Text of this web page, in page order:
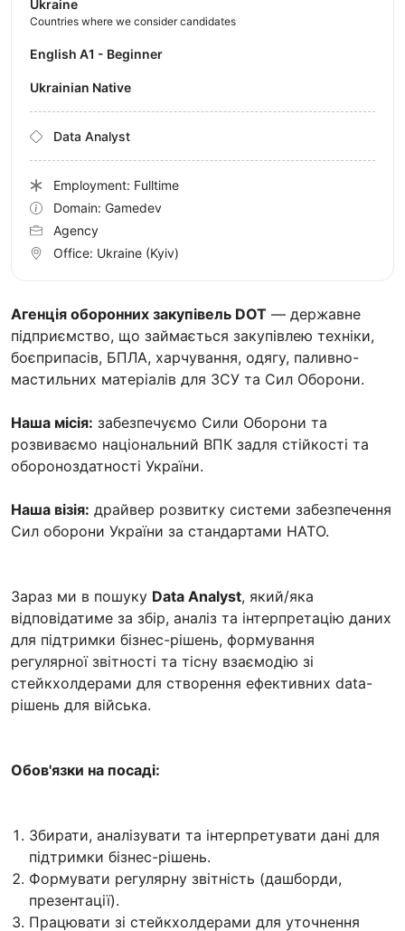
Агенція оборонних закупівель DOT — державне
підприємство, що займається закупівлею техніки,
боєприпасів, БПЛА, харчування, одягу, паливно-
мастильних матеріалів для ЗСУ та Сил Оборони.
Наша місія: забезпечуємо Сили Оборони та
розвиваємо національний ВПК задля стійкості та
обороноздатності України.
Наша візія: драйвер розвитку системи забезпечення
Сил оборони України за стандартами НАТО.
Зараз ми в пошуку Data Analyst, який/яка
відповідатиме за збір, аналіз та інтерпретацію даних
для підтримки бізнес-рішень, формування
регулярної звітності та тісну взаємодію зі
стейкхолдерами для створення ефективних data-
рішень для війська.
Обов'язки на посаді:
Збирати, аналізувати та інтерпретувати дані для
підтримки бізнес-рішень.
Формувати регулярну звітність (дашборди,
презентації).
Працювати зі стейкхолдерами для уточнення
Ukraine
Countries where we consider candidates
English A1 - Beginner
Ukrainian Native
Data Analyst
Employment: Fulltime
Domain: Gamedev
Agency
Office: Ukraine (Kyiv)